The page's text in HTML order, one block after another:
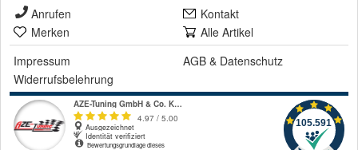
Anrufen
Kontakt
Merken
Alle Artikel
Impressum
AGB & Datenschutz
Widerrufsbelehrung